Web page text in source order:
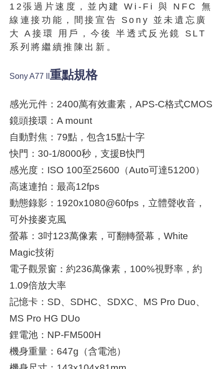
12張過片速度，並內建 Wi-Fi 與 NFC 無
線連接功能，間接宣告 Sony 並未遺忘廣
大 A接環 用戶，今後 半透式反光鏡 SLT
系列將繼續推陳出新。
Sony A77 II 重點規格
感光元件：2400萬有效畫素，APS-C格式CMOS
鏡頭接環：A mount
自動對焦：79點，包含15點十字
快門：30-1/8000秒，支援B快門
感光度：ISO 100至25600（Auto可達51200）
高速連拍：最高12fps
動態錄影：1920x1080@60fps，立體聲收音，
可外接麥克風
螢幕：3吋123萬像素，可翻轉螢幕，White
Magic技術
電子觀景窗：約236萬像素，100%視野率，約
1.09倍放大率
記憶卡：SD、SDHC、SDXC、MS Pro Duo、
MS Pro HG DUo
鋰電池：NP-FM500H
機身重量：647g（含電池）